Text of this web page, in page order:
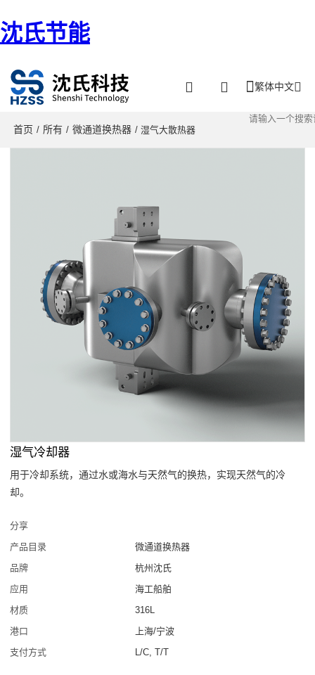
沈氏节能
繁体中文
首页 / 所有 / 微通道换热器 / 湿气大散热器
湿气冷却器
用于冷却系统，通过水或海水与天然气的换热，实现天然气的冷
却。
分享
产品目录
微通道换热器
品牌
杭州沈氏
应用
海工船舶
材质
316L
港口
上海/宁波
支付方式
L/C, T/T